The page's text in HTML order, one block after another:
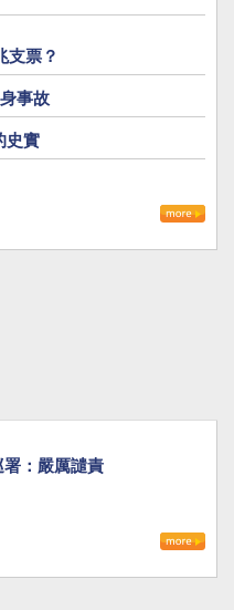
支票？
事故
史實
：嚴厲譴責